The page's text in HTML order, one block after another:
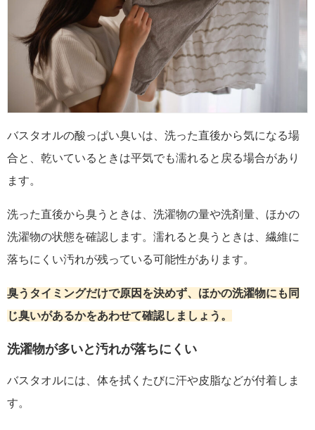
バスタオルの酸っぱい臭いは、洗った直後から気になる場
合と、乾いているときは平気でも濡れると戻る場合があり
ます。
洗った直後から臭うときは、洗濯物の量や洗剤量、ほかの
洗濯物の状態を確認します。濡れると臭うときは、繊維に
落ちにくい汚れが残っている可能性があります。
臭うタイミングだけで原因を決めず、ほかの洗濯物にも同
じ臭いがあるかをあわせて確認しましょう。
洗濯物が多いと汚れが落ちにくい
バスタオルには、体を拭くたびに汗や皮脂などが付着しま
す。